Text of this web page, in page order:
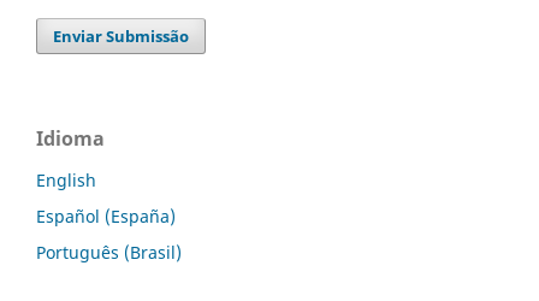
Enviar Submissão
Idioma
English
Español (España)
Português (Brasil)